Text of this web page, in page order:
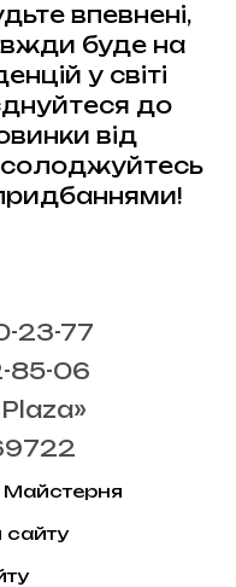
впевнені,
буде на
у світі
до
від
23-77
85-06
Майстерня
сайту